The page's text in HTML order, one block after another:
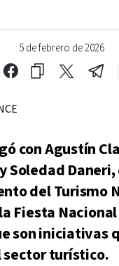
5 de febrero de 2026
con Agustín
Soledad Daneri,
del Turismo
Fiesta
son iniciativas
sector turístico.